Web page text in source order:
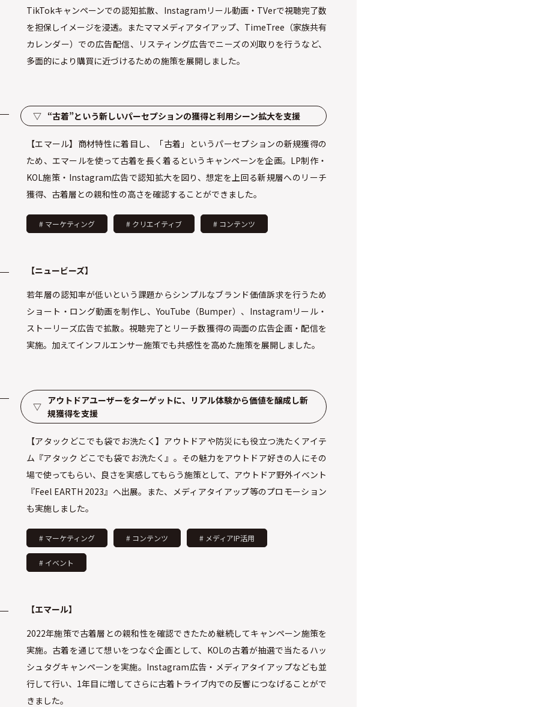
TikTokキャンペーンでの認知拡散、Instagramリール動画・TVerで視聴完了数
を担保しイメージを浸透。またママメディアタイアップ、TimeTree（家族共有
カレンダー）での広告配信、リスティング広告でニーズの刈取りを行うなど、
多面的により購買に近づけるための施策を展開しました。
▽ “古着”という新しいパーセプションの獲得と利用シーン拡大を支援
【エマール】商材特性に着目し、「古着」というパーセプションの新規獲得の
ため、エマールを使って古着を長く着るというキャンペーンを企画。LP制作・
KOL施策・Instagram広告で認知拡大を図り、想定を上回る新規層へのリーチ
獲得、古着層との親和性の高さを確認することができました。
# マーケティング # クリエイティブ # コンテンツ
【ニュービーズ】
若年層の認知率が低いという課題からシンプルなブランド価値訴求を行うため
ショート・ロング動画を制作し、YouTube（Bumper）、Instagramリール・
ストーリーズ広告で拡散。視聴完了とリーチ数獲得の両面の広告企画・配信を
実施。加えてインフルエンサー施策でも共感性を高めた施策を展開しました。
▽
アウトドアユーザーをターゲットに、リアル体験から価値を醸成し新
規獲得を支援
【アタックどこでも袋でお洗たく】アウトドアや防災にも役立つ洗たくアイテ
ム『アタック どこでも袋でお洗たく』。その魅力をアウトドア好きの人にその
場で使ってもらい、良さを実感してもらう施策として、アウトドア野外イベント
『Feel EARTH 2023』へ出展。また、メディアタイアップ等のプロモーション
も実施しました。
# マーケティング # コンテンツ # メディアIP活用
# イベント
【エマール】
2022年施策で古着層との親和性を確認できたため継続してキャンペーン施策を
実施。古着を通じて想いをつなぐ企画として、KOLの古着が抽選で当たるハッ
シュタグキャンペーンを実施。Instagram広告・メディアタイアップなども並
行して行い、1年目に増してさらに古着トライブ内での反響につなげることがで
きました。